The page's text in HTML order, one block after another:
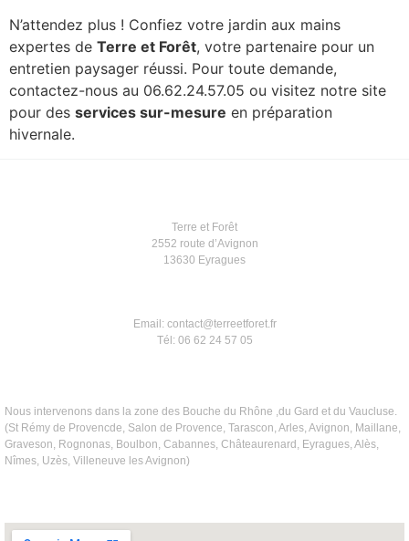
N’attendez plus ! Confiez votre jardin aux mains
expertes de Terre et Forêt, votre partenaire pour un
entretien paysager réussi. Pour toute demande,
contactez-nous au 06.62.24.57.05 ou visitez notre site
pour des services sur-mesure en préparation
hivernale.
Terre et Forêt
2552 route d’Avignon
13630 Eyragues
Email: contact@terreetforet.fr
Tél: 06 62 24 57 05
Nous intervenons dans la zone des Bouche du Rhône ,du Gard et du Vaucluse.
(St Rémy de Provencde, Salon de Provence, Tarascon, Arles, Avignon, Maillane,
Graveson, Rognonas, Boulbon, Cabannes, Châteaurenard, Eyragues, Alès,
Nîmes, Uzès, Villeneuve les Avignon)